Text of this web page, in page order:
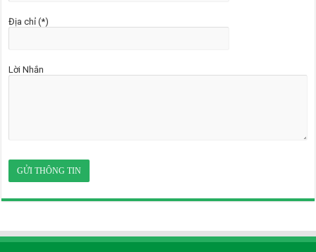
Địa chỉ (*)
Lời Nhắn